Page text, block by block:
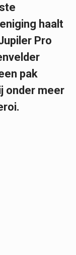
haalt
Pro
pak
onder meer